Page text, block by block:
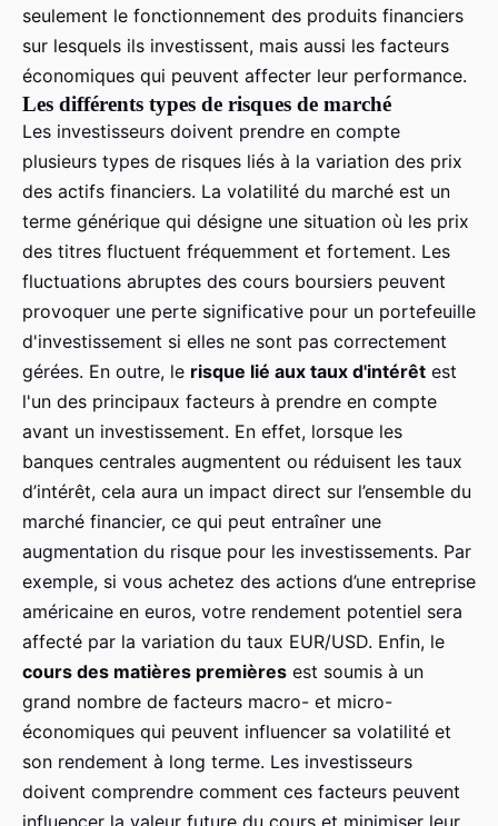
seulement le fonctionnement des produits financiers
sur lesquels ils investissent, mais aussi les facteurs
économiques qui peuvent affecter leur performance.
Les différents types de risques de marché
Les investisseurs doivent prendre en compte
plusieurs types de risques liés à la variation des prix
des actifs financiers. La volatilité du marché est un
terme générique qui désigne une situation où les prix
des titres fluctuent fréquemment et fortement. Les
fluctuations abruptes des cours boursiers peuvent
provoquer une perte significative pour un portefeuille
d'investissement si elles ne sont pas correctement
gérées. En outre, le risque lié aux taux d'intérêt est
l'un des principaux facteurs à prendre en compte
avant un investissement. En effet, lorsque les
banques centrales augmentent ou réduisent les taux
d’intérêt, cela aura un impact direct sur l’ensemble du
marché financier, ce qui peut entraîner une
augmentation du risque pour les investissements. Par
exemple, si vous achetez des actions d’une entreprise
américaine en euros, votre rendement potentiel sera
affecté par la variation du taux EUR/USD. Enfin, le
cours des matières premières est soumis à un
grand nombre de facteurs macro- et micro-
économiques qui peuvent influencer sa volatilité et
son rendement à long terme. Les investisseurs
doivent comprendre comment ces facteurs peuvent
influencer la valeur future du cours et minimiser leur